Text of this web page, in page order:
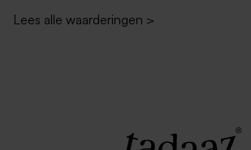
Lees alle waarderingen >